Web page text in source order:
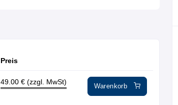
Preis
49.00€ (zzgl. MwSt)
Warenkorb